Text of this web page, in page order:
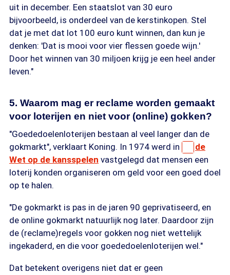
uit in december. Een staatslot van 30 euro
bijvoorbeeld, is onderdeel van de kerstinkopen. Stel
dat je met dat lot 100 euro kunt winnen, dan kun je
denken: 'Dat is mooi voor vier flessen goede wijn.'
Door het winnen van 30 miljoen krijg je een heel ander
leven."
5. Waarom mag er reclame worden gemaakt
voor loterijen en niet voor (online) gokken?
"Goededoelenloterijen bestaan al veel langer dan de
gokmarkt", verklaart Koning. In 1974 werd in
de
Wet op de kansspelen vastgelegd dat mensen een
loterij konden organiseren om geld voor een goed doel
op te halen.
"De gokmarkt is pas in de jaren 90 geprivatiseerd, en
de online gokmarkt natuurlijk nog later. Daardoor zijn
de (reclame)regels voor gokken nog niet wettelijk
ingekaderd, en die voor goededoelenloterijen wel."
Dat betekent overigens niet dat er geen